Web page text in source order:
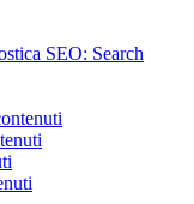
SEO: Search